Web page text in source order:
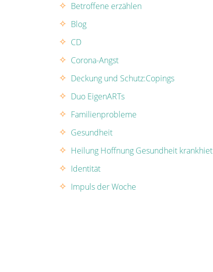
Betroffene erzählen
Blog
CD
Corona-Angst
Deckung und Schutz:Copings
Duo EigenARTs
Familienprobleme
Gesundheit
Heilung Hoffnung Gesundheit krankhiet
Identität
Impuls der Woche